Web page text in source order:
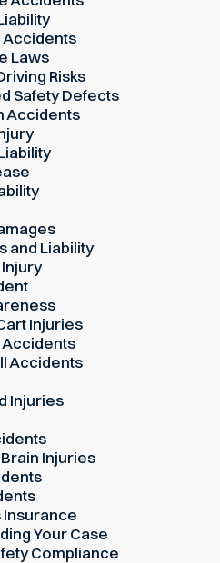
Accidents
Laws
Risks
Safety Defects
Accidents
and Liability
Injuries
Accidents
Injuries
Injuries
Insurance
Your Case
Compliance